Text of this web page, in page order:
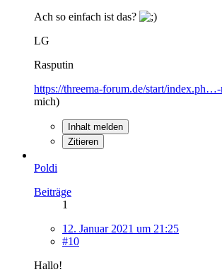
Ach so einfach ist das?
LG
Rasputin
https://threema-forum.de/start/
mich)
Inhalt melden
Zitieren
Poldi
Beiträge
1
12. Januar 2021 um 21:25
#10
Hallo!